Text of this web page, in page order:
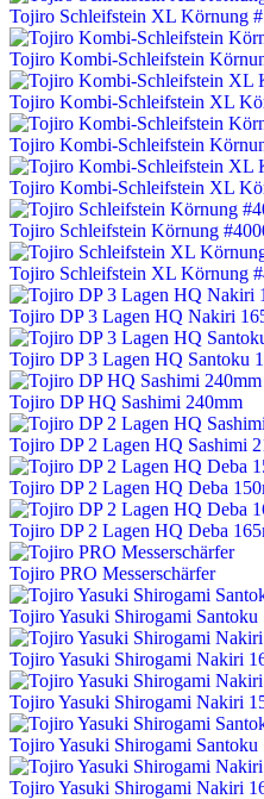
Tojiro Schleifstein XL Körnung
Tojiro Kombi-Schleifstein
Tojiro Kombi-Schleifstein XL
Tojiro Kombi-Schleifstein
Tojiro Kombi-Schleifstein XL
Tojiro Schleifstein Körnung
Tojiro Schleifstein XL Körnung
Tojiro DP 3 Lagen HQ Nakiri
Tojiro DP 3 Lagen HQ Santoku
Tojiro DP HQ Sashimi 240mm
Tojiro DP 2 Lagen HQ Sashimi
Tojiro DP 2 Lagen HQ Deba
Tojiro DP 2 Lagen HQ Deba
Tojiro PRO Messerschärfer
Tojiro Yasuki Shirogami
Tojiro Yasuki Shirogami Nakiri
Tojiro Yasuki Shirogami Nakiri
Tojiro Yasuki Shirogami Santoku
Tojiro Yasuki Shirogami Nakiri